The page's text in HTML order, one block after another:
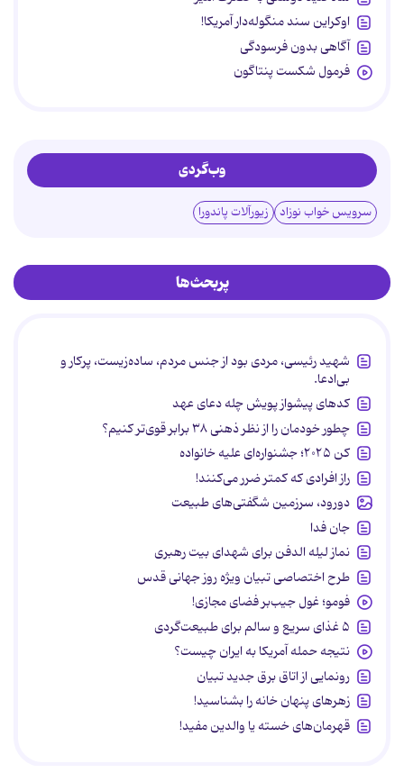
اوکراین سند منگوله‌دار آمریکا!
آگاهی بدون فرسودگی
فرمول شکست پنتاگون
وب‌گردی
سرویس خواب نوزاد زیورآلات پاندورا
پربحث‌ها
شهید رئیسی، مردی بود از جنس مردم، ساده‌زیست، پرکار و
بی‌ادعا.
کدهای پیشواز پویش چله دعای عهد
چطور خودمان را از نظر ذهنی ۳۸ برابر قوی‌تر کنیم؟
کن ۲۰۲۵؛ جشنواره‌ای علیه خانواده
راز افرادی که کمتر ضرر می‌کنند!
دورود، سرزمین شگفتی‌های طبیعت
جان فدا
نماز لیله الدفن برای شهدای بیت رهبری
طرح اختصاصی تبیان ویژه روز جهانی قدس
فومو؛ غول جیب‌بر فضای مجازی!
۵ غذای سریع و سالم برای طبیعت‌گردی
نتیجه حمله آمریکا به ایران چیست؟
رونمایی از اتاق برق جدید تبیان
زهرهای پنهان خانه را بشناسید!
قهرمان‌های خسته یا والدین مفید!